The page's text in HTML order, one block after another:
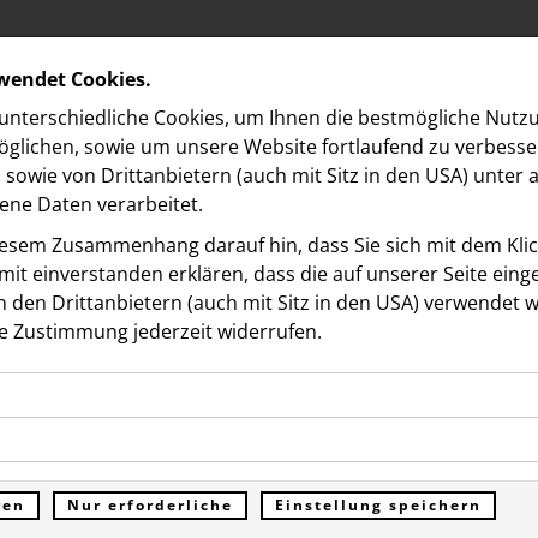
bell“: VIPs und
feiern
Cookies.
Cookies, um Ihnen die best­mögliche
sowie um unsere Website fortlaufend zu
von Drittanbietern (auch mit Sitz in den USA) unter
Daten verarbeitet.
Zusammenhang darauf hin, dass Sie sich mit dem
ein­ver­standen erklären, dass die auf unserer Seite
den Drittanbietern (auch mit Sitz in den USA) verwendet
Zustimmung jederzeit widerrufen.
ermöglichen grundlegende Funktionen und sind für
der Website erforderlich. Diese Cookies
Daten und werden an keine Dritten übermittelt.
erfassen Informationen anonym. Diese Informationen
unsere Besucher unsere Website nutzen.
Nur erforderliche Einstellung speichern